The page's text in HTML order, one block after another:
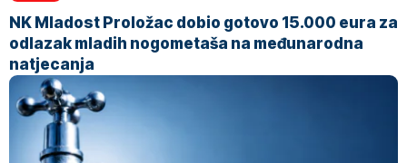
NK Mladost Proložac dobio gotovo 15.000 eura za
odlazak mladih nogometaša na međunarodna
natjecanja